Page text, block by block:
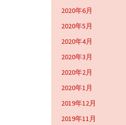
2020年6月
2020年5月
2020年4月
2020年3月
2020年2月
2020年1月
2019年12月
2019年11月